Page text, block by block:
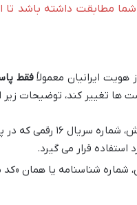
شما مطابقت داشته باشد
ایرانیان معمولاًفقط
ها تغییر کند، توضیحات زیر
در صورت پذیرش،
شماره شناسنامه یا همان